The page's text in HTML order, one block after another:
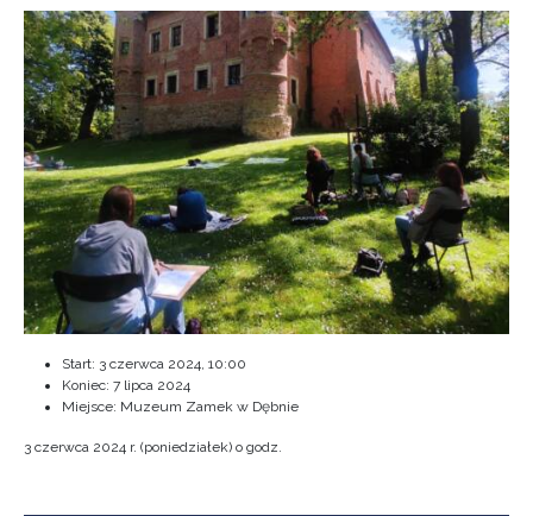
Start: 3 czerwca 2024, 10:00
Koniec: 7 lipca 2024
Miejsce: Muzeum Zamek w Dębnie
3 czerwca 2024 r. (poniedziałek) o godz.